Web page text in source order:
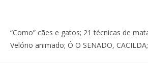
“Como” cães e gatos; 21 técnicas de
Velório animado; Ó O SENADO,